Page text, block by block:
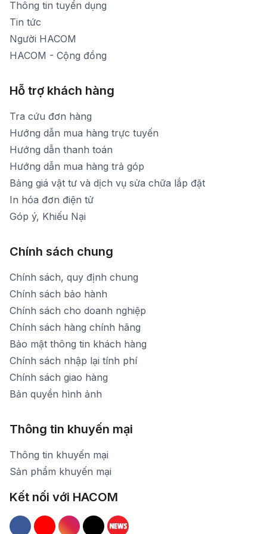
Thông tin tuyển dụng
Tin tức
Người HACOM
HACOM - Cộng đồng
Hỗ trợ khách hàng
Tra cứu đơn hàng
Hướng dẫn mua hàng trực tuyến
Hướng dẫn thanh toán
Hướng dẫn mua hàng trả góp
Bảng giá vật tư và dịch vụ sửa chữa lắp đặt
In hóa đơn điện tử
Góp ý, Khiếu Nại
Chính sách chung
Chính sách, quy định chung
Chính sách bảo hành
Chính sách cho doanh nghiệp
Chính sách hàng chính hãng
Bảo mật thông tin khách hàng
Chính sách nhập lại tính phí
Chính sách giao hàng
Bản quyền hình ảnh
Thông tin khuyến mại
Thông tin khuyến mại
Sản phẩm khuyến mại
Kết nối với HACOM